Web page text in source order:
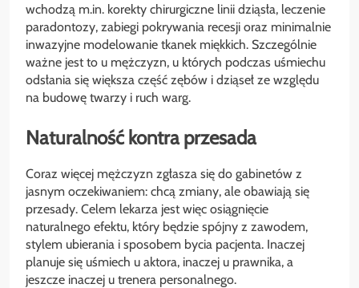
wchodzą m.in. korekty chirurgiczne linii dziąsła, leczenie
paradontozy, zabiegi pokrywania recesji oraz minimalnie
inwazyjne modelowanie tkanek miękkich. Szczególnie
ważne jest to u mężczyzn, u których podczas uśmiechu
odsłania się większa część zębów i dziąseł ze względu
na budowę twarzy i ruch warg.
Naturalność kontra przesada
Coraz więcej mężczyzn zgłasza się do gabinetów z
jasnym oczekiwaniem: chcą zmiany, ale obawiają się
przesady. Celem lekarza jest więc osiągnięcie
naturalnego efektu, który będzie spójny z zawodem,
stylem ubierania i sposobem bycia pacjenta. Inaczej
planuje się uśmiech u aktora, inaczej u prawnika, a
jeszcze inaczej u trenera personalnego.